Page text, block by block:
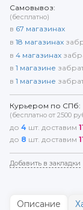
Самовывоз:
(бесплатно)
в 67 магазинах
в 18 магазинах
в 4 магазинах
в 1 магазине
в 1 магазине
Курьером по СПб:
(бесплатно от 2500
до 4 шт. доставим
до 8 шт. доставим
Добавить в закладки
Описание